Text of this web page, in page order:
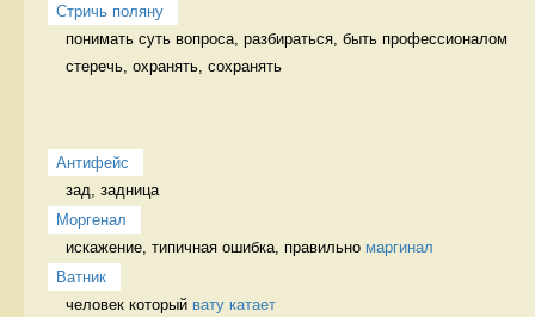
Стричь поляну
понимать суть вопроса, разбираться, быть профессионалом
стеречь, охранять, сохранять
Антифейс
зад, задница
Моргенал
искажение, типичная ошибка, правильно маргинал
Ватник
человек который вату катает